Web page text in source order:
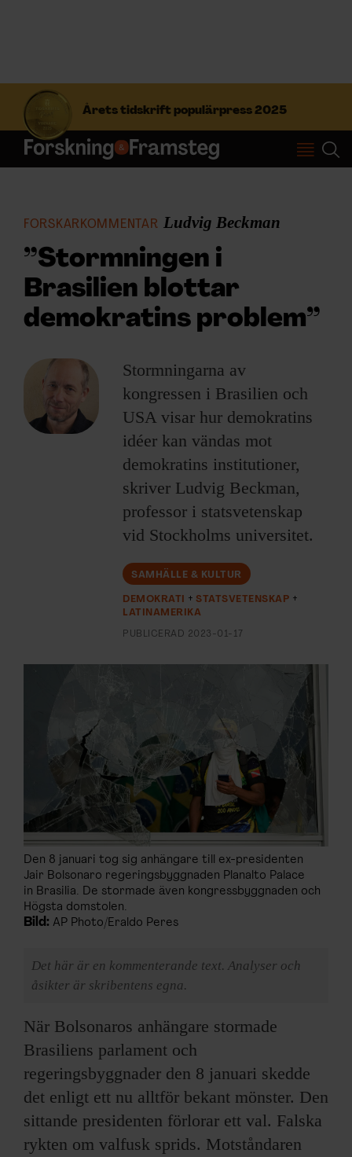
Årets tidskrift populärpress 2025
S
f
t
:
Prenumerera
NYHETSBREV
ÄMNEN
ARKIV & E-TIDNING
LYSSNA/PODD
EVENEMANG & RESOR
KONTAKTA F&F
PRENUMERERA PÅ F&F
FORSKARKOMMENTAR Ludvig Beckman
”Stormningen i
Brasilien blottar
demokratins problem”
Stormningarna av
kongressen i Brasilien och
USA visar hur demokratins
idéer kan vändas mot
demokratins institutioner,
skriver Ludvig Beckman,
professor i statsvetenskap
vid Stockholms universitet.
SAMHÄLLE & KULTUR
DEMOKRATI
STATSVETENSKAP
LATINAMERIKA
PUBLICERAD 2023-01-17
Den 8 januari tog sig anhängare till ex-presidenten
Jair Bolsonaro regeringsbyggnaden Planalto Palace
in Brasilia. De stormade även kongressbyggnaden och
Högsta domstolen.
Bild: AP Photo/Eraldo Peres
Det här är en kommenterande text. Analyser och
åsikter är skribentens egna.
När Bolsonaros anhängare stormade
Brasiliens parlament och
regeringsbyggnader den 8 januari skedde
det enligt ett nu alltför bekant mönster. Den
sittande presidenten förlorar ett val. Falska
rykten om valfusk sprids. Motståndaren